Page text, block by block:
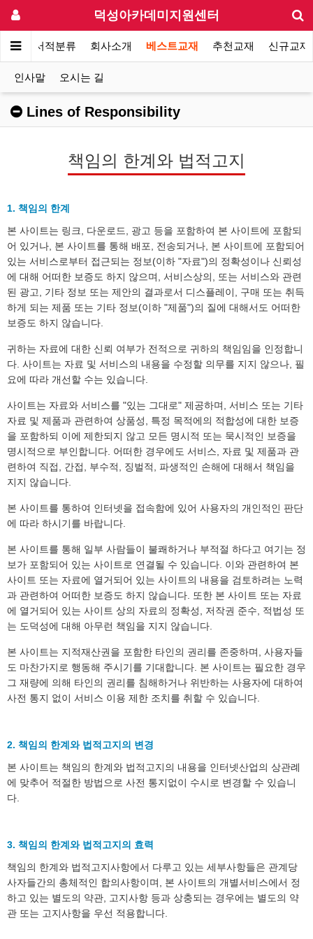
덕성아카데미지원센터
전체서적분류 회사소개 베스트교재 추천교재 신규교재
인사말 오시는 길
Lines of Responsibility
책임의 한계와 법적고지
1. 책임의 한계
본 사이트는 링크, 다운로드, 광고 등을 포함하여 본 사이트에 포함되
어 있거나, 본 사이트를 통해 배포, 전송되거나, 본 사이트에 포함되어
있는 서비스로부터 접근되는 정보(이하 "자료")의 정확성이나 신뢰성
에 대해 어떠한 보증도 하지 않으며, 서비스상의, 또는 서비스와 관련
된 광고, 기타 정보 또는 제안의 결과로서 디스플레이, 구매 또는 취득
하게 되는 제품 또는 기타 정보(이하 "제품")의 질에 대해서도 어떠한
보증도 하지 않습니다.
귀하는 자료에 대한 신뢰 여부가 전적으로 귀하의 책임임을 인정합니
다. 사이트는 자료 및 서비스의 내용을 수정할 의무를 지지 않으나, 필
요에 따라 개선할 수는 있습니다.
사이트는 자료와 서비스를 "있는 그대로" 제공하며, 서비스 또는 기타
자료 및 제품과 관련하여 상품성, 특정 목적에의 적합성에 대한 보증
을 포함하되 이에 제한되지 않고 모든 명시적 또는 묵시적인 보증을
명시적으로 부인합니다. 어떠한 경우에도 서비스, 자료 및 제품과 관
련하여 직접, 간접, 부수적, 징벌적, 파생적인 손해에 대해서 책임을
지지 않습니다.
본 사이트를 통하여 인터넷을 접속함에 있어 사용자의 개인적인 판단
에 따라 하시기를 바랍니다.
본 사이트를 통해 일부 사람들이 불쾌하거나 부적절 하다고 여기는 정
보가 포함되어 있는 사이트로 연결될 수 있습니다. 이와 관련하여 본
사이트 또는 자료에 열거되어 있는 사이트의 내용을 검토하려는 노력
과 관련하여 어떠한 보증도 하지 않습니다. 또한 본 사이트 또는 자료
에 열거되어 있는 사이트 상의 자료의 정확성, 저작권 준수, 적법성 또
는 도덕성에 대해 아무런 책임을 지지 않습니다.
본 사이트는 지적재산권을 포함한 타인의 권리를 존중하며, 사용자들
도 마찬가지로 행동해 주시기를 기대합니다. 본 사이트는 필요한 경우
그 재량에 의해 타인의 권리를 침해하거나 위반하는 사용자에 대하여
사전 통지 없이 서비스 이용 제한 조치를 취할 수 있습니다.
2. 책임의 한계와 법적고지의 변경
본 사이트는 책임의 한계와 법적고지의 내용을 인터넷산업의 상관례
에 맞추어 적절한 방법으로 사전 통지없이 수시로 변경할 수 있습니
다.
3. 책임의 한계와 법적고지의 효력
책임의 한계와 법적고지사항에서 다루고 있는 세부사항들은 관계당
사자들간의 총체적인 합의사항이며, 본 사이트의 개별서비스에서 정
하고 있는 별도의 약관, 고지사항 등과 상충되는 경우에는 별도의 약
관 또는 고지사항을 우선 적용합니다.